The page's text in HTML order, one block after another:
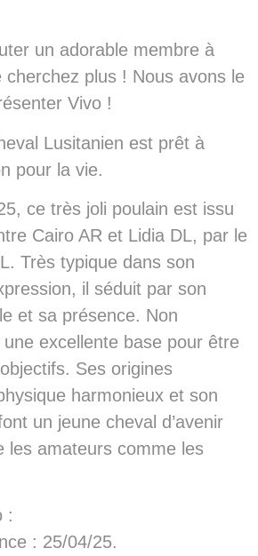
un adorable membre à
cherchez plus ! Nous avons le
Vivo !
Lusitanien est prêt à
pour la vie.
ce très joli poulain est issu
Cairo AR et Lidia DL, par le
Très typique dans son
il séduit par son
et sa présence. Non
excellente base pour être
Ses origines
harmonieux et son
un jeune cheval d’avenir
les amateurs comme les
:
: 25/04/25.